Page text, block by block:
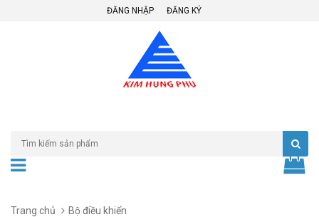
ĐĂNG NHẬP ĐĂNG KÝ
Trang chủ
Bộ điều khiển